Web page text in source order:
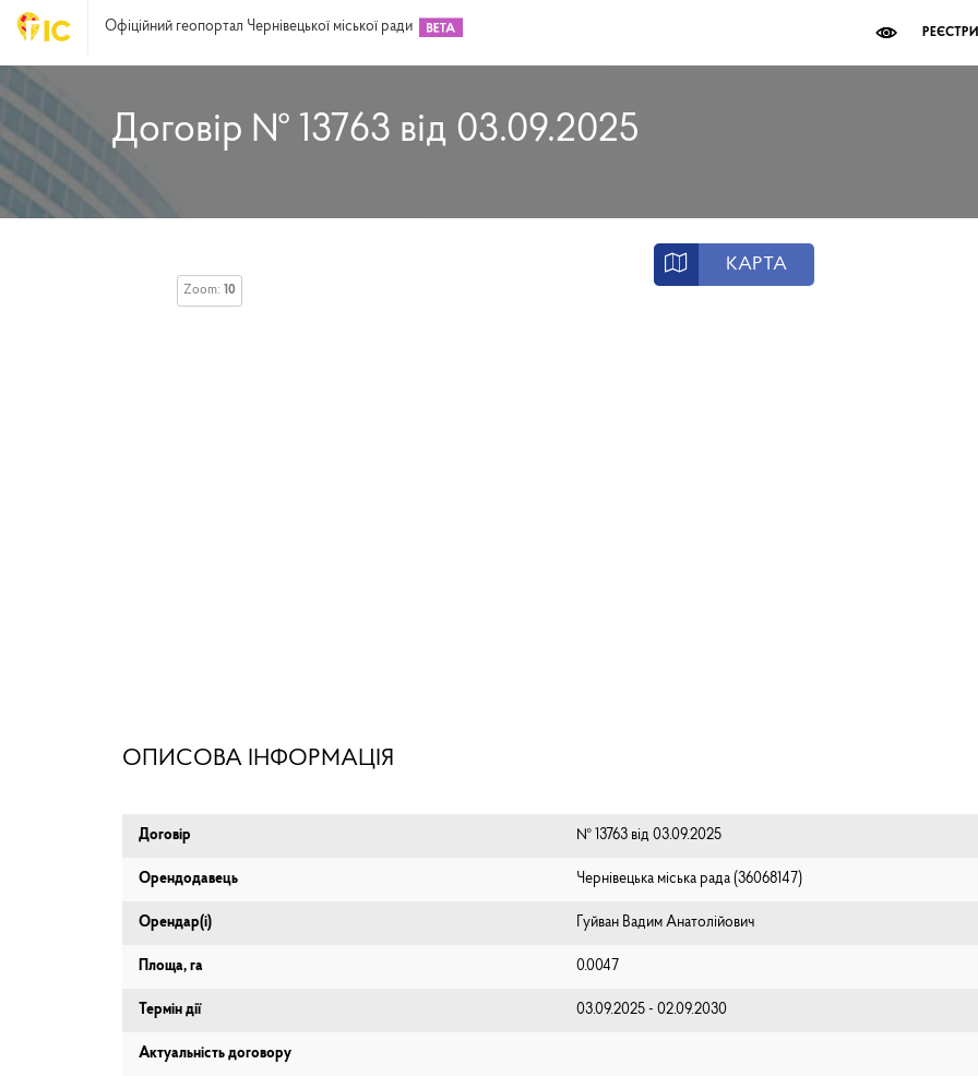
Офіційний геопортал Чернівецької міської ради РЕЄСТРИ
Договір № 13763 від 03.09.2025
КАРТА
Zoom: 10
ОПИСОВА ІНФОРМАЦІЯ
Договір № 13763 від 03.09.2025
Орендодавець Чернівецька міська рада (⁨36068147⁩)
Орендар(і) Гуйван Вадим Анатолійович
Площа, га 0.0047
Термін дії 03.09.2025 - 02.09.2030
Актуальність договору